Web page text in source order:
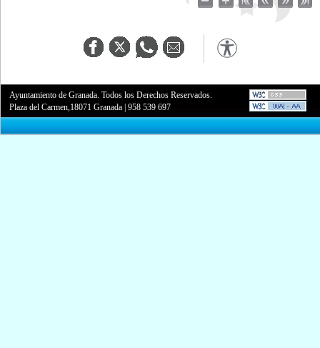
Ayuntamiento de Granada. Todos los Derechos Reservados.
Plaza del Carmen,18071 Granada |958 539 697